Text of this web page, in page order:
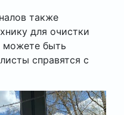
также
для очистки
можете быть
справятся с